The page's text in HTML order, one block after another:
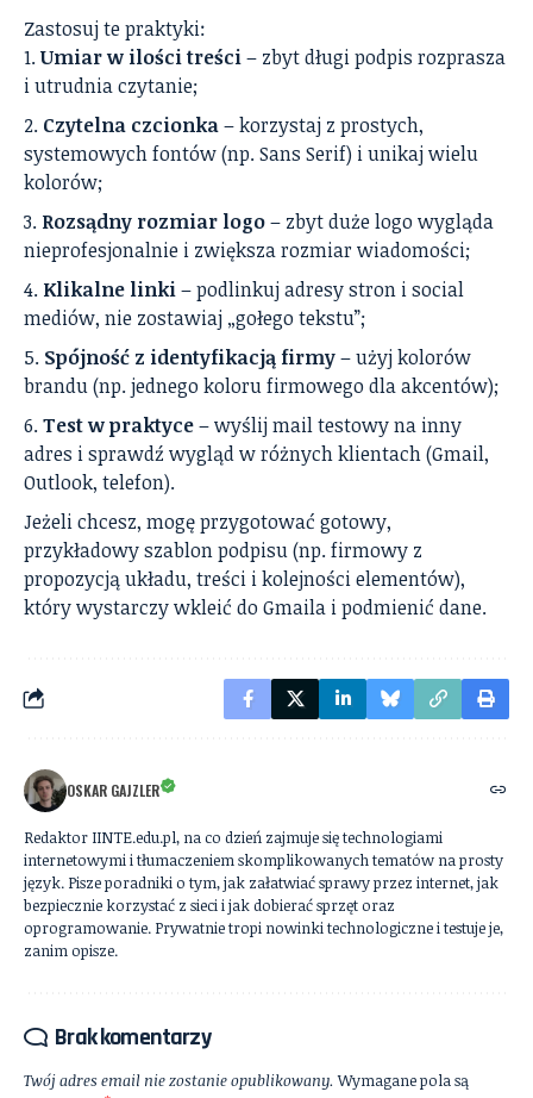
Zastosuj te praktyki:
Umiar w ilości treści– zbyt długi podpis rozprasza
i utrudnia czytanie;
Czytelna czcionka– korzystaj z prostych,
systemowych fontów (np. Sans Serif) i unikaj wielu
kolorów;
Rozsądny rozmiar logo– zbyt duże logo wygląda
nieprofesjonalnie i zwiększa rozmiar wiadomości;
Klikalne linki– podlinkuj adresy stron i social
mediów, nie zostawiaj „gołego tekstu”;
Spójność z identyfikacją firmy– użyj kolorów
brandu (np. jednego koloru firmowego dla akcentów);
Test w praktyce– wyślij mail testowy na inny
adres i sprawdź wygląd w różnych klientach (Gmail,
Outlook, telefon).
Jeżeli chcesz, mogę przygotować gotowy,
przykładowy szablon podpisu (np. firmowy z
propozycją układu, treści i kolejności elementów),
który wystarczy wkleić do Gmaila i podmienić dane.
OSKAR GAJZLER
Redaktor IINTE.edu.pl, na co dzień zajmuje się technologiami
internetowymi i tłumaczeniem skomplikowanych tematów na prosty
język. Pisze poradniki o tym, jak załatwiać sprawy przez internet, jak
bezpiecznie korzystać z sieci i jak dobierać sprzęt oraz
oprogramowanie. Prywatnie tropi nowinki technologiczne i testuje je,
zanim opisze.
Brak komentarzy
Twój adres email nie zostanie opublikowany. Wymagane pola są